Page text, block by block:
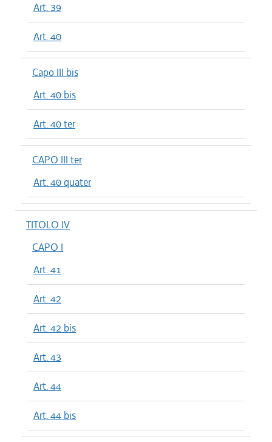
Art. 39
Art. 40
Capo III bis
Art. 40 bis
Art. 40 ter
CAPO III ter
Art. 40 quater
TITOLO IV
CAPO I
Art. 41
Art. 42
Art. 42 bis
Art. 43
Art. 44
Art. 44 bis